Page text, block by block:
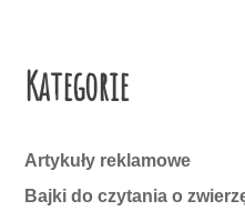
Kategorie
Artykuły reklamowe
Bajki do czytania o